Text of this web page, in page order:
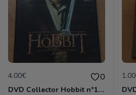
4.00€ 0
DVD Collector Hobbit n°1 - Un voyage inattendu